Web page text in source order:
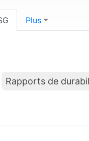
Plus
Rapports de